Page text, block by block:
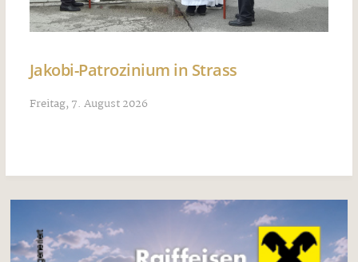
Jakobi-Patrozinium in Strass
Freitag, 7. August 2026